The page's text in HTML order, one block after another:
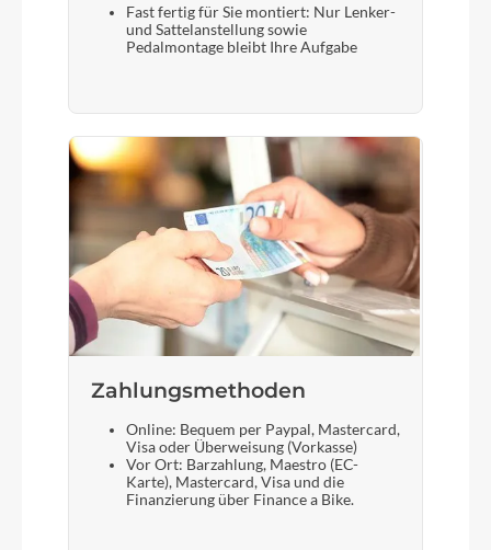
Fast fertig für Sie montiert: Nur Lenker-
und Sattelanstellung sowie
Pedalmontage bleibt Ihre Aufgabe
Zahlungsmethoden
Online: Bequem per Paypal, Mastercard,
Visa oder Überweisung (Vorkasse)
Vor Ort: Barzahlung, Maestro (EC-
Karte), Mastercard, Visa und die
Finanzierung über Finance a Bike.